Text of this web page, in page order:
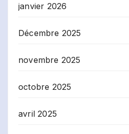
janvier 2026
Décembre 2025
novembre 2025
octobre 2025
avril 2025